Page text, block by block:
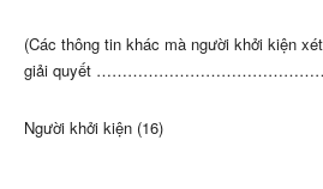
(Các thông tin khác mà người khởi kiện
giải quyết
Người khởi kiện (16)